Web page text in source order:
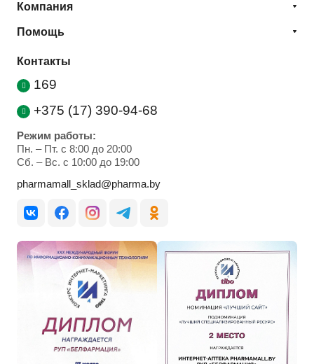
Компания
Помощь
Контакты
169
+375 (17) 390-94-68
Режим работы:
Пн. – Пт. с 8:00 до 20:00
Cб. – Вс. с 10:00 до 19:00
pharmamall_sklad@pharma.by